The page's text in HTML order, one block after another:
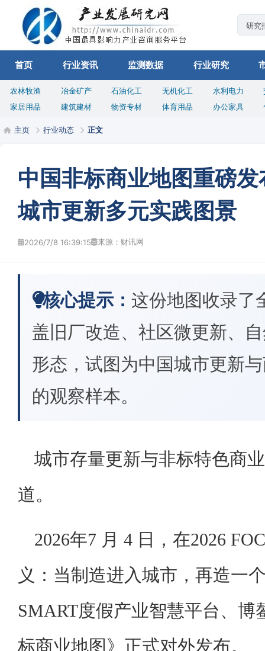
首页 行业资讯 监测数据 行业研究
农林牧渔 冶金矿产 石油化工 无机化工 水利电力
家居用品
建筑建材 物资专材 体育用品 办公家具
主页 行业动态 正文
中国非标商业地图重磅
城市更新多元实践图景
2026/7/8 16:39:15 来源：财讯网
核心提示： 这份地图收录了
盖旧厂改造、社区微更新、
形态，试图为中国城市更新
的观察样本。
城市存量更新与非标特色商
道。
2026年7 月 4 日，在2026
义：当制造进入城市，再造一
SMART度假产业智慧平台、
标商业地图》正式对外发布。